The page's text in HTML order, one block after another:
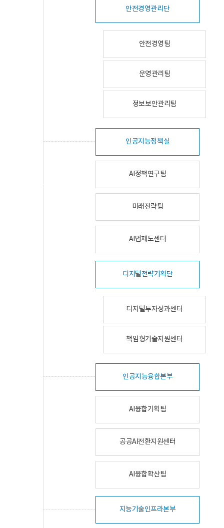
안전경영관리단
안전경영팀
운영관리팀
정보보안관리팀
인공지능정책실
AI정책연구팀
미래전략팀
AI법제도센터
디지털전략기획단
디지털투자성과센터
책임형기술지원센터
인공지능융합본부
AI융합기획팀
공공AI전환지원센터
AI융합확산팀
지능기술인프라본부